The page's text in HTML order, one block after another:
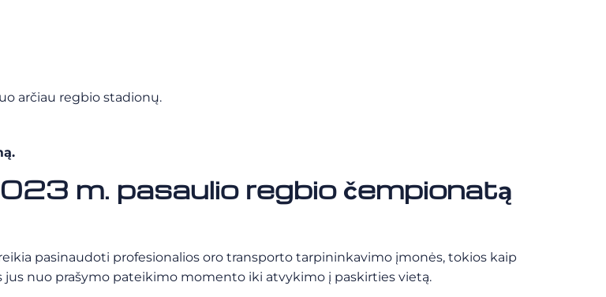
arčiau regbio stadionų.
m. pasaulio regbio čempionatą
pasinaudoti profesionalios oro transporto tarpininkavimo įmonės, tokios kaip
jus nuo prašymo pateikimo momento iki atvykimo į paskirties vietą.